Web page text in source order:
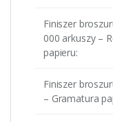
Finiszer
000 arkuszy –
papieru:
Finiszer
– Gramatura